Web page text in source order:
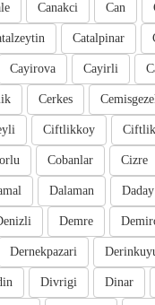
Can
Canakci
Catalpinar
Cayirli
Cayirova
Cerkes
Ciftlik
Ciftlikkoy
Cizre
Cobanlar
Daday
Dalaman
Demre
Dernekpazari
Dinar
Divrigi